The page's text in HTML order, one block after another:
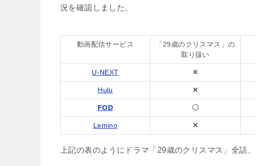
況を確認しました。
動画配信サービス 「 29歳のクリスマス」の
取り扱い
U-NEXT ✕
Hulu ✕
FOD 〇
Lemino ✕
上記の表のようにドラマ「 29歳のクリスマス」全話、